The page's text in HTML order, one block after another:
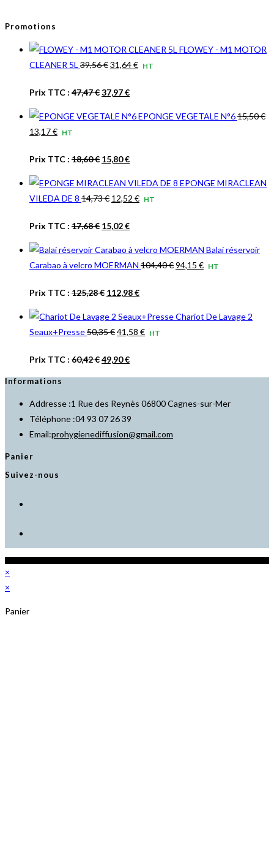
Promotions
FLOWEY - M1 MOTOR
CLEANER 5L 39,56€Le
initial
31,64€LeHT
Prix TTC : 47,47€Le
initial
37,97€Le
actuel
EPONGE VEGETALE N°615,50€
Le
initial
était :
13,17€Le
actuel
HT
Prix TTC : 18,60€ Le
initial
était :
15,80€Le
actuel
est :
EPONGE MIRACLEAN
VILEDA DE 8 14,73€ Le
initial
12,52 €LeHT
Prix TTC : 17,68€ Le
initial
était :
15,02€Le
actuel
est :
Balai réservoir
Carabao à velcro MOERMAN 104,40€Le
94,15 €LeHT
Prix TTC : 125,28€ Le
initial
était :
112,98€Le
actuel
est :
Chariot De Lavage 2
Seaux+Presse50,35€Le
initial
était :
41,58 €Le
est :
HT
Prix TTC : 60,42€Le
était :
60,42 €.
49,90€Le
est :
49,90 €.
Informations
Addresse :1 Rue des Reynès 06800 Cagnes-sur-Mer
Téléphone :04 93 07 26 39
Email:prohygienediffusion@gmail.com
Panier
Suivez-nous
onglet
un
×
×
Panier